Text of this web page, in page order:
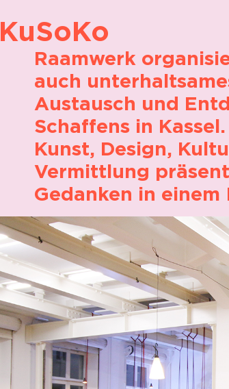
KuSoKo
Raamwerk
auch
Austausch und
Schaffens in
Kunst, Design,
Vermittlung
Gedanken in